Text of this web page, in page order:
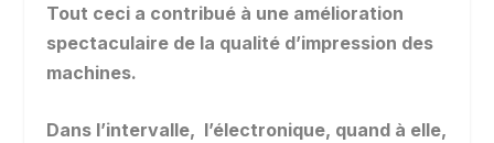
Tout ceci a contribué à une amélioration
spectaculaire de la qualité d’impression des
machines.
Dans l’intervalle, l’électronique, quand à elle,